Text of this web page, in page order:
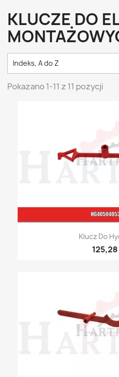
KLUCZE DO
Indeks, A do Z
Pokazano 1-11 z 11 pozycji
Klucz Do
125,28